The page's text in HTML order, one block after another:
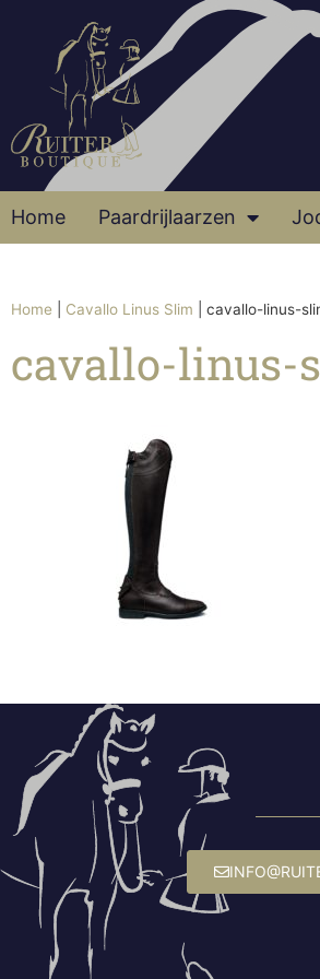
Home Paardrijlaarzen
Home Cavallo Linus Slim cavallo-linus-
cavallo-linus-